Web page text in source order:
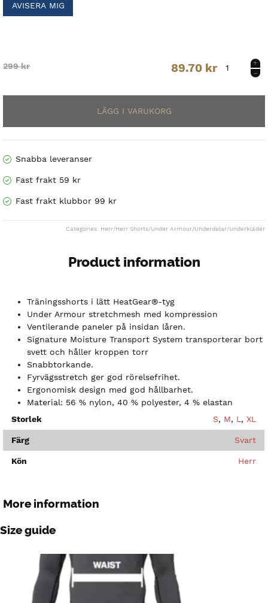
AVISERA MIG
299kr
Original
was:
89.70 kr
Current
is:
Armour
Snabba leveranser
Fast frakt 59 kr
Fast frakt klubbor 99 kr
Categories: Herr/Herr Shorts/Under Armour/Underdelar/Underkläder
Product information
Träningsshorts i lätt HeatGear®-tyg
Under Armour stretchmesh med kompression
Ventilerande paneler på insidan låren.
Signature Moisture Transport System transporterar bort
svett och håller kroppen torr
Snabbtorkande.
Fyrvägsstretch ger god rörelsefrihet.
Ergonomisk design med god hållbarhet.
Material: 56 % nylon, 40 % polyester, 4 % elastan
Storlek
S, M, L,XL
Färg Svart
Kön Herr
More information
Size guide